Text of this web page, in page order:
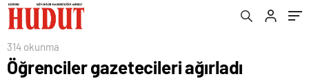
314 okunma
Öğrenciler gazetecileri ağırladı